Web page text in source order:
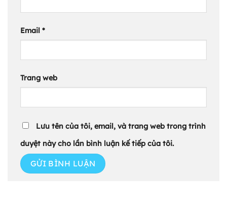
Email *
Trang web
Lưu tên của tôi, email, và trang web trong trình
duyệt này cho lần bình luận kế tiếp của tôi.